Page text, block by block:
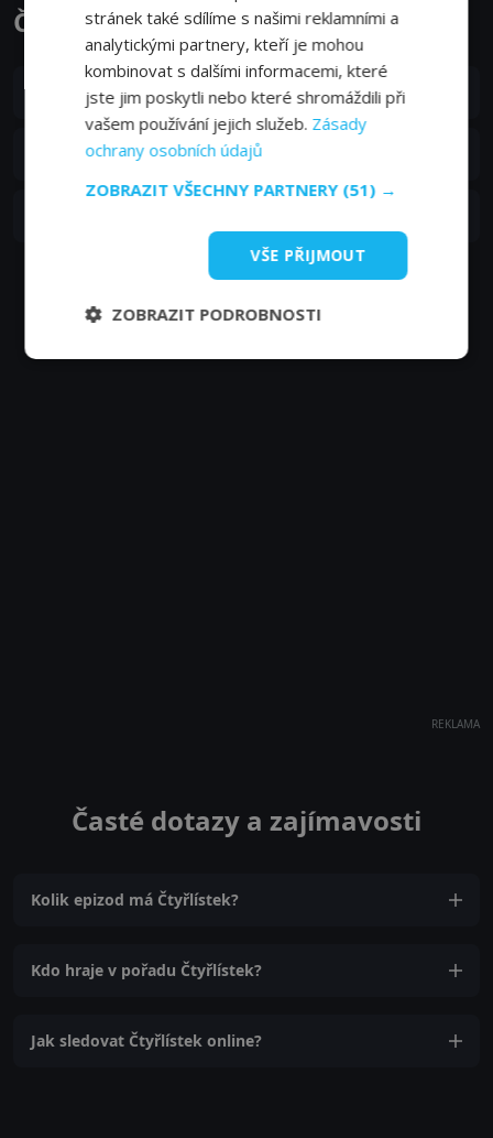
Čtyřlístek epizody
3. epizoda:Pes na stopě
2. epizoda:Myš, která prochází zdí
REKLAMA
Časté dotazy a zajímavosti
Kolik epizod má Čtyřlístek?
Kdo hraje v pořadu Čtyřlístek?
Jak sledovat Čtyřlístek online?
stránek také sdílíme s našimi reklamními a
analytickými partnery, kteří je mohou
kombinovat s dalšími informacemi, které
jste jim poskytli nebo které shromáždili při
vašem používání jejich služeb. Zásady
ochrany osobních údajů
ZOBRAZIT VŠECHNY PARTNERY (51) →
VŠE PŘIJMOUT
ZOBRAZIT PODROBNOSTI